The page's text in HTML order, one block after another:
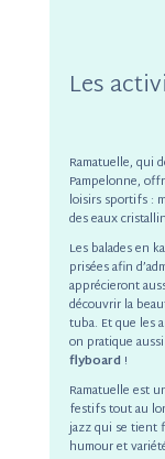
Les
Ramatuelle, qui
Pampelonne,
loisirs sportifs :
des eaux
Les balades en
prisées afin
apprécieront
découvrir la
tuba. Et que les
on pratique
flyboard !
Ramatuelle est
festifs tout au
jazz qui se tient
humour et